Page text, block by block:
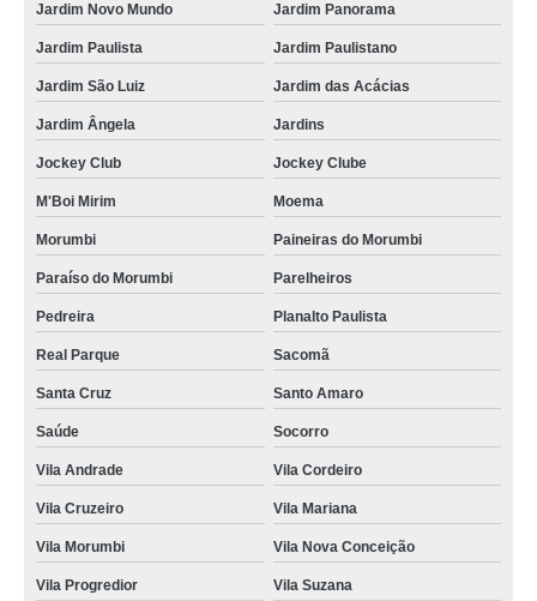
Jardim Novo Mundo Jardim Panorama
Jardim Paulista Jardim Paulistano
Jardim São Luiz Jardim das Acácias
Jardim Ângela Jardins
Jockey Club Jockey Clube
M'Boi Mirim Moema
Morumbi Paineiras do Morumbi
Paraíso do Morumbi Parelheiros
Pedreira Planalto Paulista
Real Parque Sacomã
Santa Cruz Santo Amaro
Saúde Socorro
Vila Andrade Vila Cordeiro
Vila Cruzeiro Vila Mariana
Vila Morumbi Vila Nova Conceição
Vila Progredior Vila Suzana